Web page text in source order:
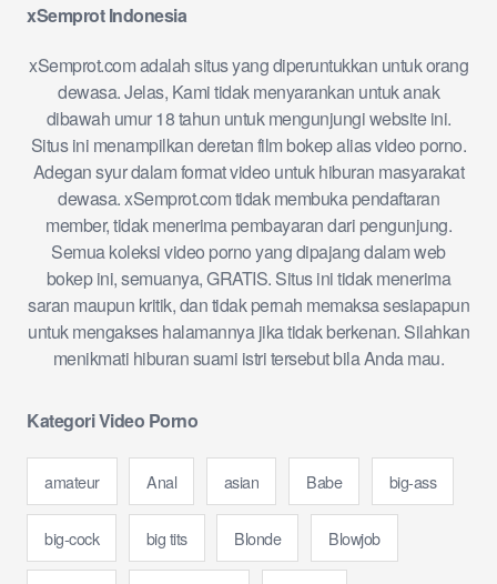
xSemprot Indonesia
xSemprot.com adalah situs yang diperuntukkan untuk orang
dewasa. Jelas, Kami tidak menyarankan untuk anak
dibawah umur 18 tahun untuk mengunjungi website ini.
Situs ini menampilkan deretan film bokep alias video porno.
Adegan syur dalam format video untuk hiburan masyarakat
dewasa. xSemprot.com tidak membuka pendaftaran
member, tidak menerima pembayaran dari pengunjung.
Semua koleksi video porno yang dipajang dalam web
bokep ini, semuanya, GRATIS. Situs ini tidak menerima
saran maupun kritik, dan tidak pernah memaksa sesiapapun
untuk mengakses halamannya jika tidak berkenan. Silahkan
menikmati hiburan suami istri tersebut bila Anda mau.
Kategori Video Porno
amateur Anal asian Babe big-ass
big-cock big tits Blonde Blowjob